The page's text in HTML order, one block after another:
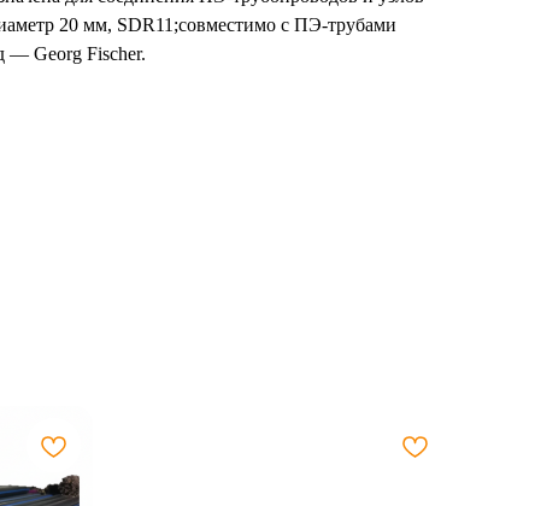
20 мм, SDR11;совместимо с ПЭ-трубами
— Georg Fischer.